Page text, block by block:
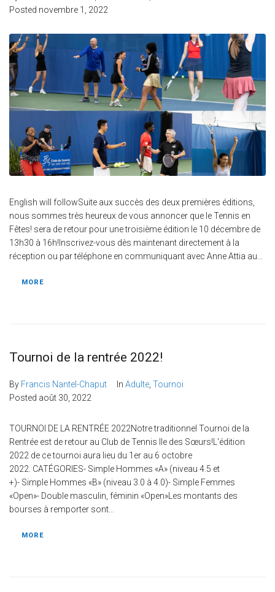
Posted novembre 1, 2022
English will followSuite aux succès des deux premières éditions,
nous sommes très heureux de vous annoncer que le Tennis en
Fêtes! sera de retour pour une troisième édition le 10 décembre de
13h30 à 16h!Inscrivez-vous dès maintenant directement à la
réception ou par téléphone en communiquant avec Anne Attia au...
MORE
Tournoi de la rentrée 2022!
By Francis Nantel-Chaput In Adulte Tournoi
Posted août 30, 2022
TOURNOI DE LA RENTRÉE 2022Notre traditionnel Tournoi de la
Rentrée est de retour au Club de Tennis Ile des Sœurs!L'édition
2022 de ce tournoi aura lieu du 1er au 6 octobre
2022. CATÉGORIES- Simple Hommes «A» (niveau 4.5 et
+)- Simple Hommes «B» (niveau 3.0 à 4.0)- Simple Femmes
«Open»- Double masculin, féminin «Open»Les montants des
bourses à remporter sont...
MORE